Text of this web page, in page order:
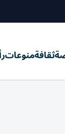
ثقافةمنوعات